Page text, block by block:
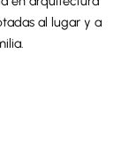
al lugar y a